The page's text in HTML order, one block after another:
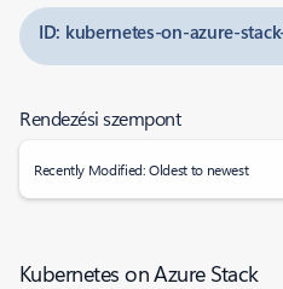
ID: kubernetes-on-azure-
Rendezési szempont
Recently Modified: Oldest to newest
Kubernetes on Azure Stack